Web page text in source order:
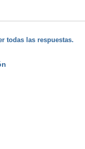
todas las respuestas.